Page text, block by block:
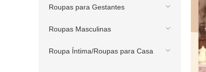
Roupas para Gestantes
Roupas Masculinas
Roupa Íntima/Roupas para Casa